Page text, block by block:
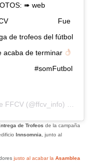
➠ web
⠀⠀⠀⠀⠀⠀⠀⠀⠀ Fue
de trofeos del fútbol
acaba de terminar
#somFutbol
FFCV(@ffcv_info) el
de Trofeos de la campaña
Innsomnia , junto al
justo al acabar la Asamblea